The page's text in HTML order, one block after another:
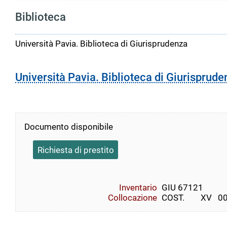
Biblioteca
Università Pavia. Biblioteca di Giurisprudenza
Università Pavia. Biblioteca di
Documento disponibile
Richiesta di prestito
Inventario GIU 67121
Collocazione COST.        XV